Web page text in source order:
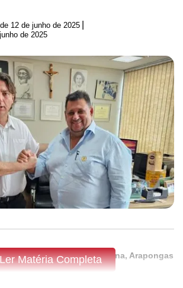
12 de junho de 2025
de 2025
que acontece em Apucarana, Arapongas
Tribuna do Norte.
Matéria Completa